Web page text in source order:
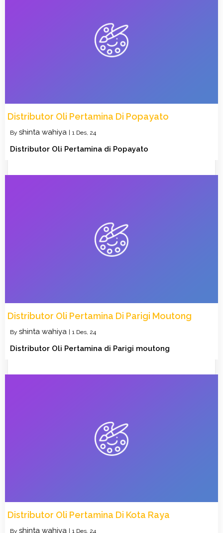
Distributor Oli Pertamina Di Popayato
By shinta wahiya | 1 Des, 24
Distributor Oli Pertamina di Popayato
Distributor Oli Pertamina Di Parigi Moutong
By shinta wahiya | 1 Des, 24
Distributor Oli Pertamina di Parigi moutong
Distributor Oli Pertamina Di Kota Raya
By shinta wahiya 1 Des, 24